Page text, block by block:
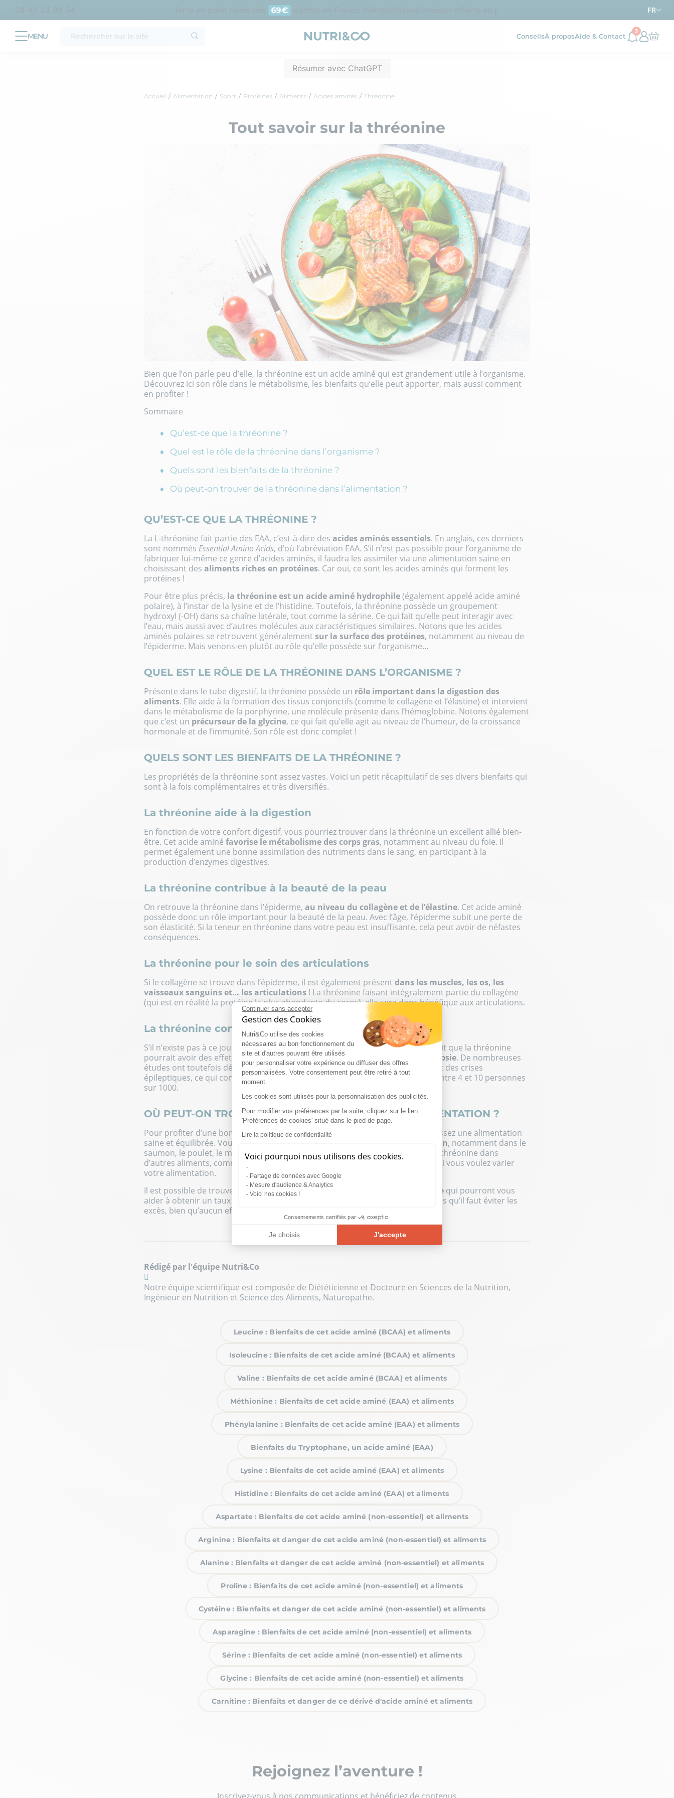
Continuer sans accepter
Gestion des Cookies
Nutri&Co utilise des cookies
nécessaires au bon fonctionnement du
site et d'autres pouvant être utilisés
pour personnaliser votre expérience ou diffuser des offres
personnalisées. Votre consentement peut être retiré à tout
moment.
Les cookies sont utilisés pour la personnalisation des publicités.
Pour modifier vos préférences par la suite, cliquez sur le lien
'Préférences de cookies' situé dans le pied de page.
Lire la politique de confidentialité
Voici pourquoi nous utilisons des cookies.
Partage de données avec Google
Mesure d'audience & Analytics
Voici nos cookies !
Consentements certifiés par
Je choisis J'accepte
Notre plateforme vous permet d'adapter et de gérer vos paramètres de confidentialité, en garantissant la conformité avec
69€ d’achat en France métropolitaine d’achat en France FR
ConseilsÀ proposAide & Contact
3
Résumer avec ChatGPT
Accueil Alimentation Sport Protéines Aliments Acides aminés Thréonine
Tout savoir sur la thréonine
Bien que l’on parle peu d’elle, la thréonine est un acide aminé qui est grandement utile à l’organisme.
Découvrez ici son rôle dans le métabolisme, les bienfaits qu’elle peut apporter, mais aussi comment
en profiter !
Sommaire
Qu’est-ce que la thréonine ?
Quel est le rôle de la thréonine dans l’organisme ?
Quels sont les bienfaits de la thréonine ?
Où peut-on trouver de la thréonine dans l’alimentation ?
QU’EST-CE QUE LA THRÉONINE ?
La L-thréonine fait partie des EAA, c’est-à-dire des acides aminés essentiels. En anglais, ces derniers
sont nommés Essential Amino Acids, d’où l’abréviation EAA. S’il n’est pas possible pour l’organisme de
fabriquer lui-même ce genre d’acides aminés, il faudra les assimiler via une alimentation saine en
choisissant des aliments riches en protéines. Car oui, ce sont les acides aminés qui forment les
protéines !
Pour être plus précis, la thréonine est un acide aminé hydrophile(également appelé acide aminé
polaire), à l’instar de la lysine et de l’histidine. Toutefois, la thréonine possède un groupement
hydroxyl (-OH) dans sa chaîne latérale, tout comme la sérine. Ce qui fait qu’elle peut interagir avec
l’eau, mais aussi avec d’autres molécules aux caractéristiques similaires. Notons que les acides
aminés polaires se retrouvent généralementsur la surface des protéines, notamment au niveau de
l’épiderme. Mais venons-en plutôt au rôle qu’elle possède sur l’organisme…
QUEL EST LE RÔLE DE LA THRÉONINE DANS L’ORGANISME ?
Présente dans le tube digestif, la thréonine possède un rôle important dans la digestion des
aliments. Elle aide à la formation des tissus conjonctifs (comme le collagène et l’élastine) et intervient
dans le métabolisme de la porphyrine, une molécule présente dans l’hémoglobine. Notons également
que c’est un précurseur de la glycine, ce qui fait qu’elle agit au niveau de l’humeur, de la croissance
hormonale et de l’immunité. Son rôle est donc complet !
QUELS SONT LES BIENFAITS DE LA THRÉONINE ?
Les propriétés de la thréonine sont assez vastes. Voici un petit récapitulatif de ses divers bienfaits qui
sont à la fois complémentaires et très diversifiés.
La thréonine aide à la digestion
En fonction de votre confort digestif, vous pourriez trouver dans la thréonine un excellent allié bien-
être. Cet acide aminé favorise le métabolisme des corps gras, notamment au niveau du foie. Il
permet également une bonne assimilation des nutriments dans le sang, en participant à la
production d’enzymes digestives.
La thréonine contribue à la beauté de la peau
On retrouve la thréonine dans l’épiderme, au niveau du collagène et de l’élastine. Cet acide aminé
possède donc un rôle important pour la beauté de la peau. Avec l’âge, l’épiderme subit une perte de
son élasticité. Si la teneur en thréonine dans votre peau est insuffisante, cela peut avoir de néfastes
conséquences.
La thréonine pour le soin des articulations
Si le collagène se trouve dans l’épiderme, il est également présentdans les muscles, les os, les
vaisseaux sanguins et… les articulations ! La thréonine faisant intégralement partie du collagène
(qui est en réalité la protéine la plus abondante du corps), elle sera donc bénéfique aux articulations.
La thréonine contre l’épilepsie
S’il n’existe pas à ce jour d’allégation sûre concernant cette théorie, il semblerait que la thréonine
pourrait avoir des effets bénéfiques sur les personnes ayant des
crises d’épilepsie. De nombreuses
études ont toutefois démontré l’intérêt qu’à cet acide aminé dans le traitement des crises
épileptiques, ce qui constitue un pas en avant pour cette maladie qui touche entre 4 et 10 personnes
sur 1000.
OÙ PEUT-ON TROUVER DE LA THRÉONINE DANS L’ALIMENTATION ?
Pour profiter d’une bonne nutrition avec un taux en thréonine adéquat, choisissez une alimentation
saine et équilibrée. Vous trouverez cet
la viande et le poisson, notamment dans le
saumon, le poulet, le maquereau et l’agneau. Vous trouverez néanmoins de la thréonine dans
d’autres aliments, comme dans le poulpe, les graines de soja et les carottes
, si vous voulez varier
votre alimentation.
Il est possible de trouver descompléments alimentaires à base de thréonine qui pourront vous
aider à obtenir un taux convenable pour cet acide aminé. Rappelons néanmoins qu’il faut éviter les
excès, bien qu’aucun effet négatif notable ne soit constaté.
Rédigé par l'équipe Nutri&Co
Notre équipe scientifique est composée de Diététicienne et Docteure en Sciences de la Nutrition,
Ingénieur en Nutrition et Science des Aliments, Naturopathe.
Leucine : Bienfaits de cet acide aminé (BCAA) et aliments
Isoleucine : Bienfaits de cet acide aminé (BCAA) et aliments
Valine : Bienfaits de cet acide aminé (BCAA) et aliments
Méthionine : Bienfaits de cet acide aminé (EAA) et aliments
Phénylalanine : Bienfaits de cet acide aminé (EAA) et aliments
Bienfaits du Tryptophane, un acide aminé (EAA)
Lysine : Bienfaits de cet acide aminé (EAA) et aliments
Histidine : Bienfaits de cet acide aminé (EAA) et aliments
Aspartate : Bienfaits de cet acide aminé (non-essentiel) et aliments
Arginine : Bienfaits et danger de cet acide aminé (non-essentiel) et aliments
Alanine : Bienfaits et danger de cet acide aminé (non-essentiel) et aliments
Proline : Bienfaits de cet acide aminé (non-essentiel) et aliments
Cystéine : Bienfaits et danger de cet acide aminé (non-essentiel) et aliments
Asparagine : Bienfaits de cet acide aminé (non-essentiel) et aliments
Sérine : Bienfaits de cet acide aminé (non-essentiel) et aliments
Glycine : Bienfaits de cet acide aminé (non-essentiel) et aliments
Carnitine : Bienfaits et danger de ce dérivé d'acide aminé et aliments
Rejoignez l’aventure !